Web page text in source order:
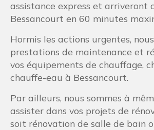
assistance express et arriveront
Bessancourt en 60 minutes
Hormis les actions urgentes,
prestations de maintenance et
vos équipements de chauffage,
chauffe-eau à Bessancourt.
Par ailleurs, nous sommes à
assister dans vos projets de
soit rénovation de salle de bain